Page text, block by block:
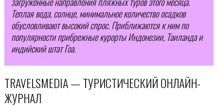
Теплая вода, солнце, минимальное количество осадков
обусловливают высокий спрос. Приближаются к ним по
популярности прибрежные курорты Индонезии, Таиланда и
индийский штат Гоа.
TRAVELSMEDIA — ТУРИСТИЧЕСКИЙ ОНЛАЙН-
ЖУРНАЛ